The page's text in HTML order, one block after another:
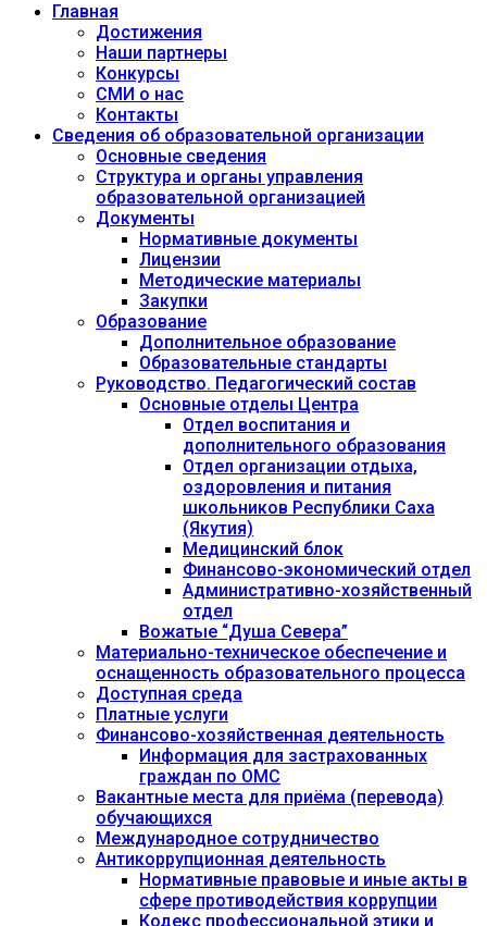
Главная
Достижения
Наши партнеры
Конкурсы
СМИ о нас
Контакты
Сведения об образовательной организации
Основные сведения
Структура и органы управления
образовательной организацией
Документы
Нормативные документы
Лицензии
Методические материалы
Закупки
Образование
Дополнительное образование
Образовательные стандарты
Руководство. Педагогический состав
Основные отделы Центра
Отдел воспитания и
дополнительного образования
Отдел организации отдыха,
оздоровления и питания
школьников Республики Саха
(Якутия)
Медицинский блок
Финансово-экономический отдел
Административно-хозяйственный
отдел
Вожатые “Душа Севера”
Материально-техническое обеспечение и
оснащенность образовательного процесса
Доступная среда
Платные услуги
Финансово-хозяйственная деятельность
Информация для застрахованных
граждан по ОМС
Вакантные места для приёма (перевода)
обучающихся
Международное сотрудничество
Антикоррупционная деятельность
Нормативные правовые и иные акты в
сфере противодействия коррупции
Кодекс профессиональной этики и